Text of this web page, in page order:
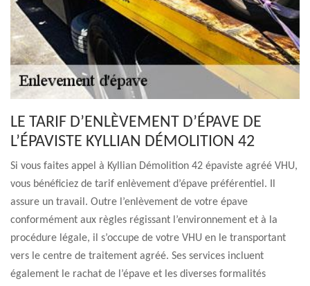
LE TARIF D’ENLÈVEMENT D’ÉPAVE DE
L’ÉPAVISTE KYLLIAN DÉMOLITION 42
Si vous faites appel à Kyllian Démolition 42 épaviste agréé VHU,
vous bénéficiez de tarif enlèvement d’épave préférentiel. Il
assure un travail. Outre l’enlèvement de votre épave
conformément aux règles régissant l’environnement et à la
procédure légale, il s’occupe de votre VHU en le transportant
vers le centre de traitement agréé. Ses services incluent
également le rachat de l’épave et les diverses formalités